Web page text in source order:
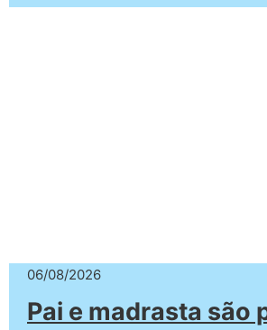
06/08/2026
Pai e madrasta são